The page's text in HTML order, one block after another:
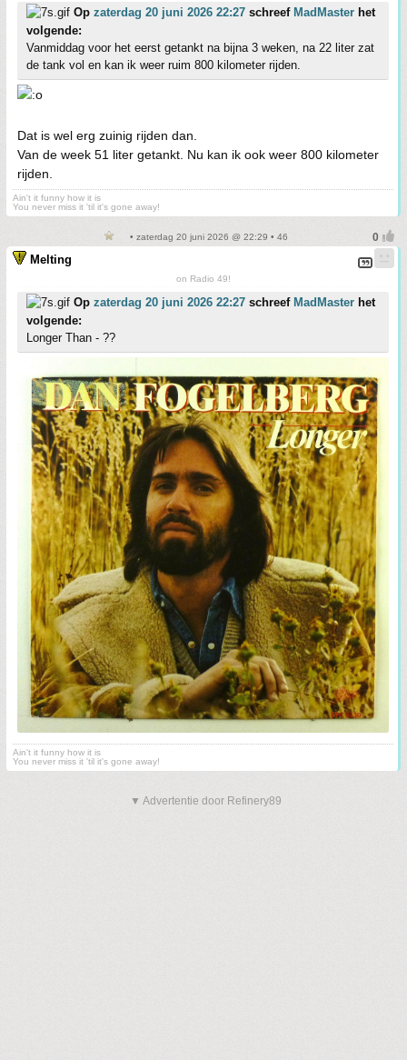
Op zaterdag 20 juni 2026 22:27 schreef MadMaster het
volgende:
Vanmiddag voor het eerst getankt na bijna 3 weken, na 22 liter zat
de tank vol en kan ik weer ruim 800 kilometer rijden.
Dat is wel erg zuinig rijden dan.
Van de week 51 liter getankt. Nu kan ik ook weer 800 kilometer
rijden.
Ain't it funny how it is
You never miss it 'til it's gone away!
• zaterdag 20 juni 2026 @ 22:29 • 46
Melting
on Radio 49!
Op zaterdag 20 juni 2026 22:27 schreef MadMaster het
volgende:
Longer Than - ??
Ain't it funny how it is
You never miss it 'til it's gone away!
▼ Advertentie door Refinery89